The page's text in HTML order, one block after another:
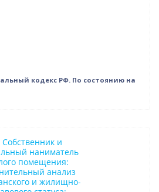
кодекс РФ. По состоянию на